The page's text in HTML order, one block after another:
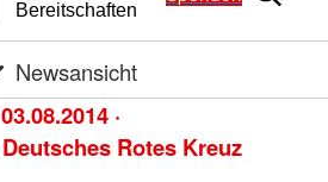
Bereitschaften
Newsansicht
03.08.2014 ·
Deutsches Rotes Kreuz